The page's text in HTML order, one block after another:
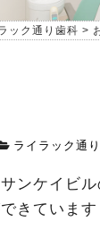
ック通り歯科 >
ライラック通
ンケイビ
きています